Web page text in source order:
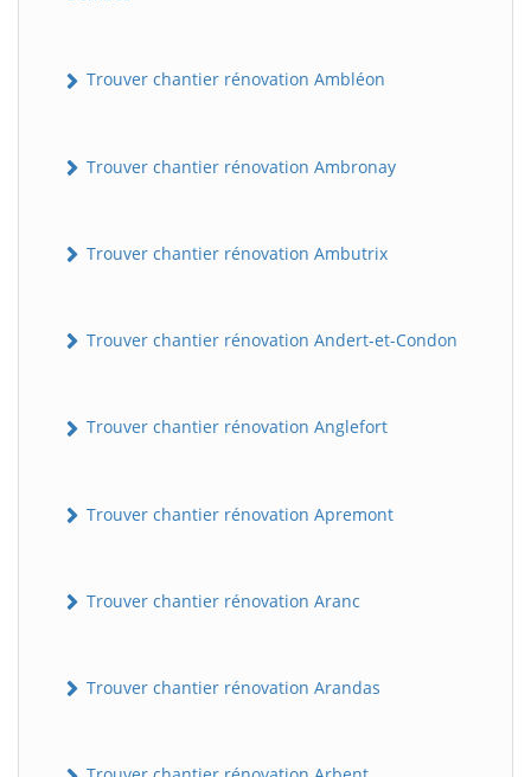
Trouver chantier rénovation Ambléon
Trouver chantier rénovation Ambronay
Trouver chantier rénovation Ambutrix
Trouver chantier rénovation Andert-et-Condon
Trouver chantier rénovation Anglefort
Trouver chantier rénovation Apremont
Trouver chantier rénovation Aranc
Trouver chantier rénovation Arandas